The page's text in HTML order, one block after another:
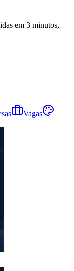
em 3 minutos,
Vagas